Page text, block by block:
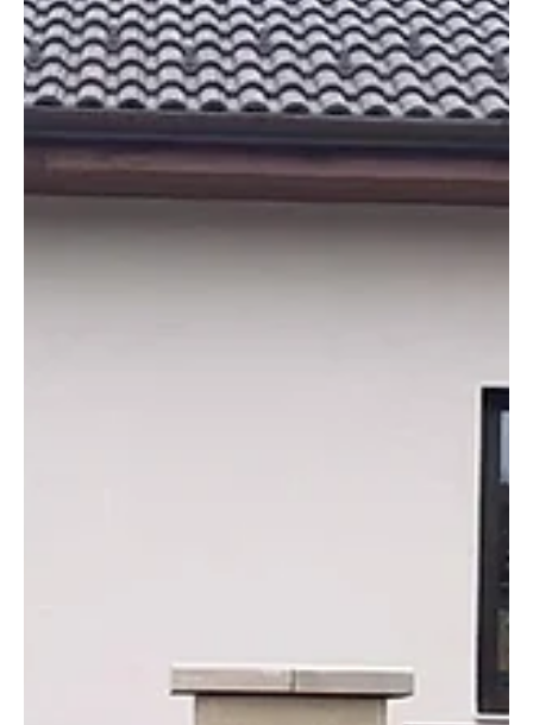
máj. 20. 4 perc olvasás
Támogatott tartalom
A modern épített környezet 4 fő pillére